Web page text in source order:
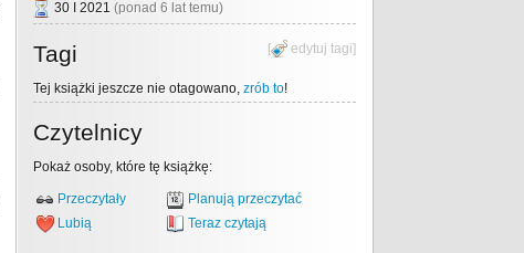
30 I 2021 (ponad 6 lat temu)
[ edytuj tagi]
Tagi
Tej książki jeszcze nie otagowano, zrób to!
Czytelnicy
Pokaż osoby, które tę książkę:
Przeczytały
Planują przeczytać
Lubią
Teraz czytają